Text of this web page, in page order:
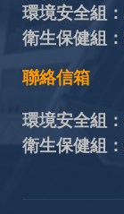
環境安全組：
衛生保健組：
聯絡信箱
環境安全組：
衛生保健組：